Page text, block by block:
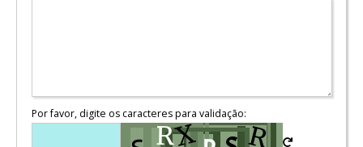
Por favor, digite os caracteres para validação: